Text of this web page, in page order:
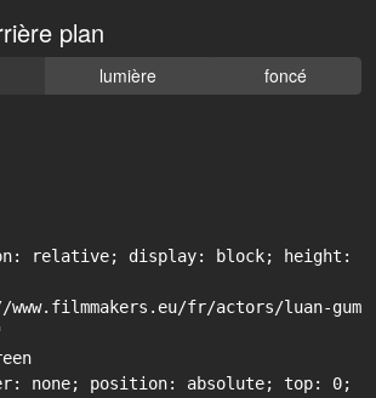
plan
lumière foncé
relative; display: block; height:
www.filmmakers.eu/fr/actors/luan-
none; position: absolute; top: 0;